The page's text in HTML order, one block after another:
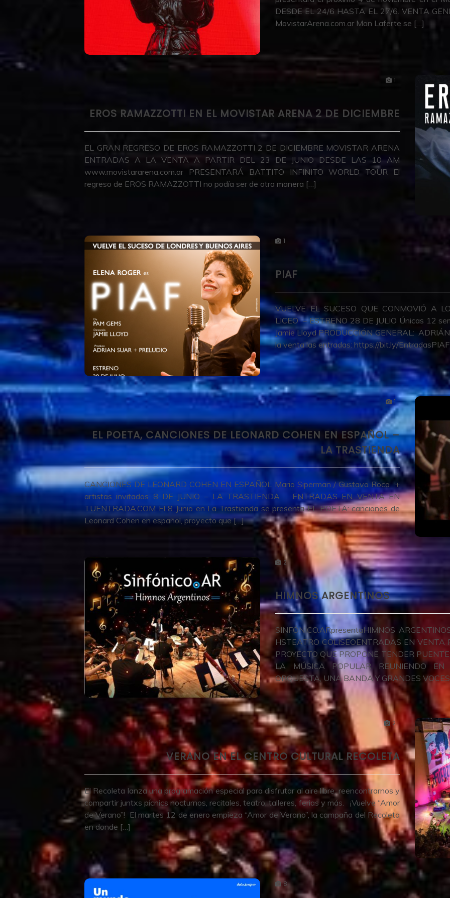
DESDE EL 24/6 HASTA EL 27/6. VENTA
MovistarArena.com.ar Mon Laferte se […]
1
EROS RAMAZZOTTI EN EL MOVISTAR ARENA 2 DE DICIEMBRE
EL GRAN REGRESO DE EROS RAMAZZOTTI 2 DE DICIEMBRE MOVISTAR ARENA
ENTRADAS A LA VENTA A PARTIR DEL 23 DE JUNIO DESDE LAS 10 AM
www.movistararena.com.ar PRESENTARÁ BATTITO INFINITO WORLD TOUR El
regreso de EROS RAMAZZOTTI no podía ser de otra manera […]
1
PIAF
VUELVE EL SUCESO QUE CONMOVIÓ A
LICEO – ESTRENO 28 DE JULIO Únicas 12
Jamie Lloyd PRODUCCIÓN GENERAL:
la venta las entradas: https://bit.ly/
1
EL POETA, CANCIONES DE LEONARD COHEN EN ESPAÑOL –
LA TRASTIENDA
CANCIONES DE LEONARD COHEN EN ESPAÑOL Mario Siperman / Gustavo Roca +
artistas invitados 8 DE JUNIO – LA TRASTIENDA ENTRADAS EN VENTA EN
TUENTRADA.COM El 8 Junio en La Trastienda se presenta EL POETA: canciones de
Leonard Cohen en español, proyecto que […]
2
HIMNOS ARGENTINOS
SINFÓNICO.ARpresentaHIMNOS
HSTEATRO COLISEOENTRADAS EN VENTA
PROYECTO QUE PROPONE TENDER
LA MÚSICA POPULAR REUNIENDO
ORQUESTA, UNA BANDA Y GRANDES
2
VERANO EN EL CENTRO CULTURAL RECOLETA
El Recoleta lanza una programación especial para disfrutar al aire libre, reencontrarnos y
compartir juntxs pícnics nocturnos, recitales, teatro, talleres, ferias y más. ¡Vuelve “Amor
de Verano”! El martes 12 de enero empieza “Amor de Verano”, la campaña del Recoleta
en donde […]
8